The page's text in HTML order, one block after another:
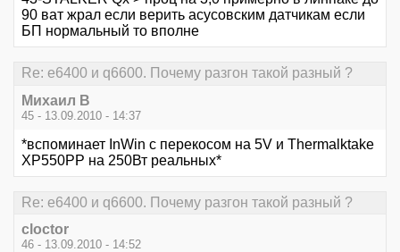
90 ват жрал если верить асусовским датчикам если
БП нормальный то вполне
Re: е6400 и q6600. Почему разгон такой разный ?
Михаил В
45 - 13.09.2010 - 14:37
*вспоминает InWin с перекосом на 5V и Thermalktake
XP550PP на 250Вт реальных*
Re: е6400 и q6600. Почему разгон такой разный ?
cloctor
46 - 13.09.2010 - 14:52